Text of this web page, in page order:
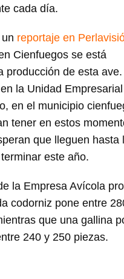
cada día.
reportaje en
Cienfuegos se está
producción de esta ave.
la Unidad
en el municipio
tener en estos
que lleguen hasta
este año.
la Empresa Avícola
codorniz pone entre
que una gallina
240 y 250 piezas.